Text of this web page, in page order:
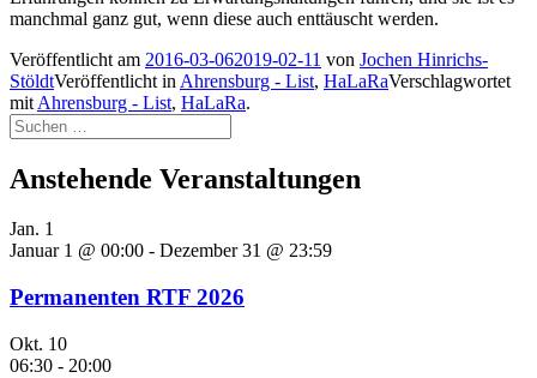
manchmal ganz gut, wenn diese auch enttäuscht werden.
Veröffentlicht am 2016-03-062019-02-11 von Jochen Hinrichs-
StöldtVeröffentlicht in Ahrensburg - List, HaLaRaVerschlagwortet
mit Ahrensburg - List, HaLaRa.
Suchen
nach:
Anstehende Veranstaltungen
Jan. 1
Januar 1 @ 00:00 - Dezember 31 @ 23:59
Permanenten RTF 2026
Okt. 10
06:30 - 20:00